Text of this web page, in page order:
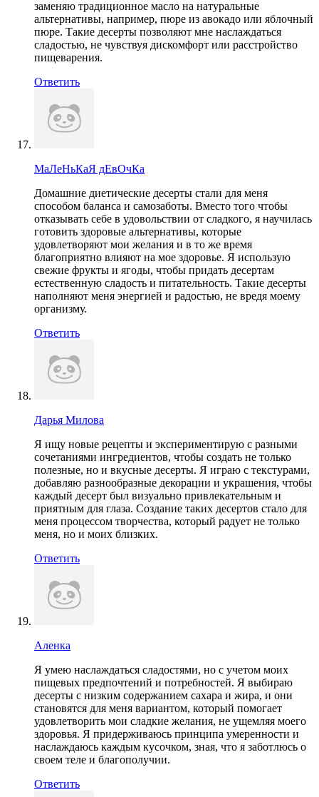
заменяю традиционное масло на натуральные
альтернативы, например, пюре из авокадо или яблочный
пюре. Такие десерты позволяют мне наслаждаться
сладостью, не чувствуя дискомфорт или расстройство
пищеварения.
Ответить
МаЛеНьКаЯ дЕвОчКа
Домашние диетические десерты стали для меня
способом баланса и самозаботы. Вместо того чтобы
отказывать себе в удовольствии от сладкого, я научилась
готовить здоровые альтернативы, которые
удовлетворяют мои желания и в то же время
благоприятно влияют на мое здоровье. Я использую
свежие фрукты и ягоды, чтобы придать десертам
естественную сладость и питательность. Такие десерты
наполняют меня энергией и радостью, не вредя моему
организму.
Ответить
Дарья Милова
Я ищу новые рецепты и экспериментирую с разными
сочетаниями ингредиентов, чтобы создать не только
полезные, но и вкусные десерты. Я играю с текстурами,
добавляю разнообразные декорации и украшения, чтобы
каждый десерт был визуально привлекательным и
приятным для глаза. Создание таких десертов стало для
меня процессом творчества, который радует не только
меня, но и моих близких.
Ответить
Аленка
Я умею наслаждаться сладостями, но с учетом моих
пищевых предпочтений и потребностей. Я выбираю
десерты с низким содержанием сахара и жира, и они
становятся для меня вариантом, который помогает
удовлетворить мои сладкие желания, не ущемляя моего
здоровья. Я придерживаюсь принципа умеренности и
наслаждаюсь каждым кусочком, зная, что я заботлюсь о
своем теле и благополучии.
Ответить